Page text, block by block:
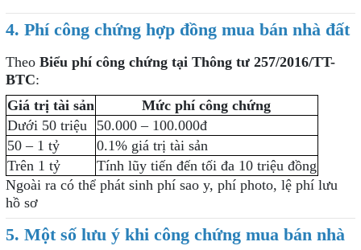
4. Phí công chứng hợp đồng mua bán nhà đất
Theo Biểu phí công chứng tại Thông tư 257/2016/TT-
BTC:
Giá trị tài sản
Mức phí công chứng
Dưới 50 triệu
50.000 – 100.000đ
50 – 1 tỷ
0.1% giá trị tài sản
Trên 1 tỷ
Tính lũy tiến đến tối đa 10 triệu đồng
Ngoài ra có thể phát sinh phí sao y, phí photo, lệ phí lưu
hồ sơ
5. Một số lưu ý khi công chứng mua bán nhà